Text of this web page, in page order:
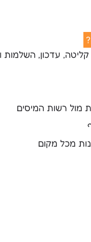
מול רשות המיסים
מכל מקום